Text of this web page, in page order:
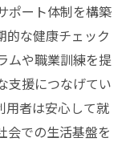
む強みとは
域連携の役割
連携の効果
協力体制
のネットワー
ポート体制を構築
的な健康チェック
ムや職業訓練を提
支援につなげてい
用者は安心して就
会での生活基盤を